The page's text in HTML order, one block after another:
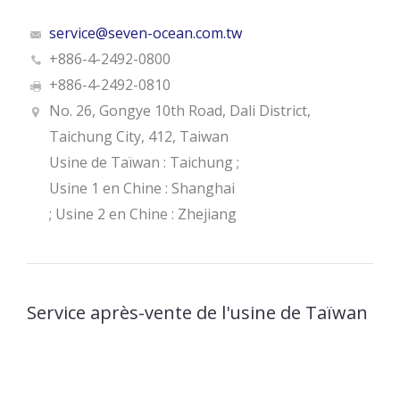
service@seven-ocean.com.tw
+886-4-2492-0800
+886-4-2492-0810
No. 26, Gongye 10th Road, Dali District,
Taichung City, 412, Taiwan
Usine de Taïwan : Taichung ;
Usine 1 en Chine : Shanghai
; Usine 2 en Chine : Zhejiang
Service après-vente de l'usine de Taïwan